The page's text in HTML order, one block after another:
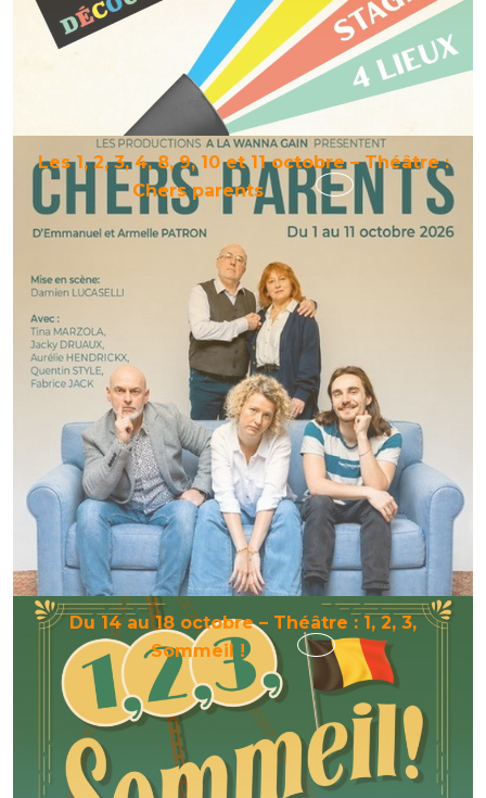
Les 1, 2, 3, 4, 8, 9, 10 et 11 octobre – Théâtre :
Chers parents
Les
2,
3,
11
octobre
–
Théâtre
:
Chers
parents
Du 14 au 18 octobre – Théâtre : 1, 2, 3,
Sommeil !
Du
14
au
18
octobre
–
Théâtre
: